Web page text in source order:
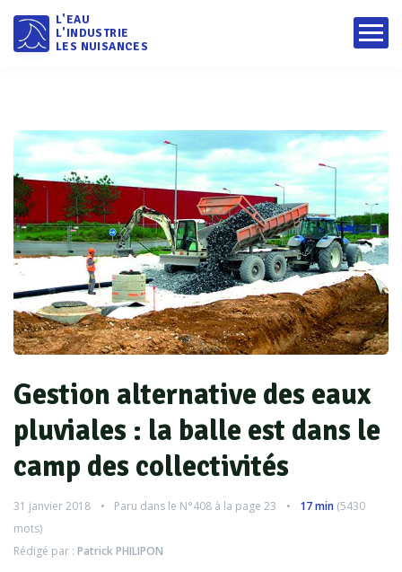
L'EAU
L'INDUSTRIE
LES NUISANCES
Gestion alternative des eaux
pluviales : la balle est dans le
camp des collectivités
31 janvier 2018 Paru dans le N°408 à la page 23 17 min (5430
mots)
Rédigé par : Patrick PHILIPON